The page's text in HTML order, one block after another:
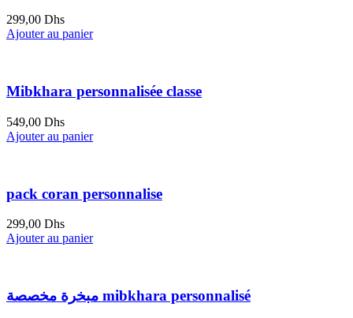
299,00 Dhs
Ajouter au panier
Mibkhara personnalisée classe
549,00 Dhs
Ajouter au panier
pack coran personnalise
299,00 Dhs
Ajouter au panier
مبخرة مخصصة mibkhara personnalisé